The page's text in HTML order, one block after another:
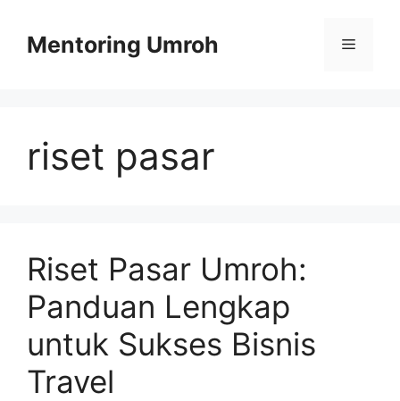
contentMentoring Umroh Menu
riset pasar
Riset Pasar Umroh:
Panduan Lengkap
untuk Sukses Bisnis
Travel